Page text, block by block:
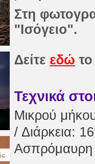
Στη
"Ισόγειο".
Δείτε εδώ
Τεχνικά
Μικρού
/ Διάρκεια:
Ασπρόμαυρη